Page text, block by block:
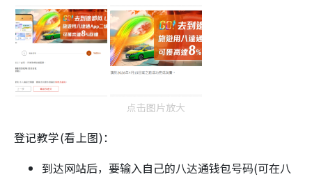
点击图片放大
登记教学(看上图)：
到达网站后，要输入自己的八达通钱包号码(可在八